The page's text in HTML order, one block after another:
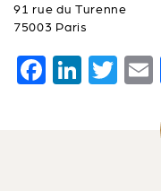
91 rue du Turenne
75003 Paris
F
Li
T